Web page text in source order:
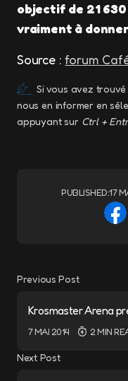
objectif de 21
vraiment à
Source :forum
Si vous avez
nous en informer en
appuyant sur Ctrl +
PUBLISHED:17
Previous Post
Krosmaster Arena
7 MAI 2014 2 MIN
Next Post